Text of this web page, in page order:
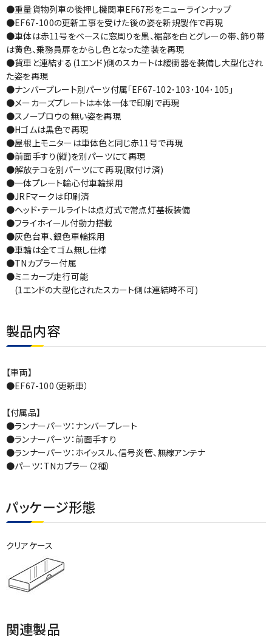
●重量貨物列車の後押し機関車EF67形をニューラインナップ
●EF67-100の更新工事を受けた後の姿を新規製作で再現
●車体は赤11号をベースに窓周りを黒、裾部を白とグレーの帯、飾り帯
は黄色、乗務員扉をからし色となった塗装を再現
●貨車と連結する(1エンド)側のスカートは緩衝器を装備し大型化され
た姿を再現
●ナンバープレート別パーツ付属｢EF67-102･103･104･105｣
●メーカーズプレートは本体一体で印刷で再現
●スノープロウの無い姿を再現
●Hゴムは黒色で再現
●屋根上モニターは車体色と同じ赤11号で再現
●前面手すり(縦)を別パーツにて再現
●解放テコを別パーツにて再現(取付け済)
●一体プレート輪心付車輪採用
●JRFマークは印刷済
●ヘッド・テールライトは点灯式で常点灯基板装備
●フライホイール付動力搭載
●灰色台車、銀色車輪採用
●車輪は全てゴム無し仕様
●TNカプラー付属
●ミニカーブ走行可能
(1エンドの大型化されたスカート側は連結時不可)
製品内容
【車両】
●EF67-100（更新車）
【付属品】
●ランナーパーツ：ナンバープレート
●ランナーパーツ：前面手すり
●ランナーパーツ：ホイッスル、信号炎管、無線アンテナ
●パーツ：TNカプラー（2種）
パッケージ形態
クリアケース
関連製品